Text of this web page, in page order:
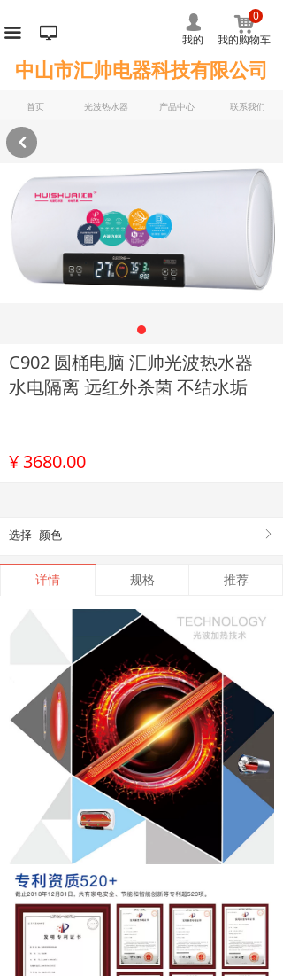
首页 光波热水器 产品中心 联系我们
中山市汇帅电器科技有限公司
넙
我的
낙
我的购物车
0
끀 넡
C902 圆桶电脑 汇帅光波热水器
水电隔离 远红外杀菌 不结水垢
¥3680.00
ꁕ
选择 颜色
详情 规格 推荐
낒